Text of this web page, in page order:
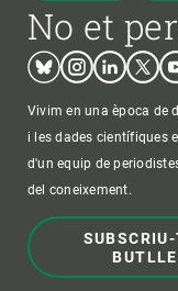
No et
BlueskyInstagram
LinkedinTwitter
Vivim en una època de
i les dades científiques
d'un equip de
del coneixement.